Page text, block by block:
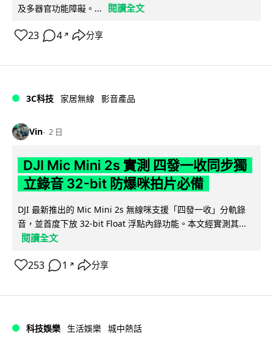
及多器官功能障礙。...
閱讀全文
23 4 ↗ 分享
3C科技 家居無線 影音產品
Vin 2 日
DJI Mic Mini 2s 實測 四發一收同步獨
立錄音 32-bit 防爆咪拍片必備
DJI 最新推出的 Mic Mini 2s 無線咪支援「四發一收」分軌錄
音，並首度下放 32-bit Float 浮點內錄功能。本文經實測其...
閱讀全文
253 1 ↗ 分享
科技娛樂 生活娛樂 城中熱話